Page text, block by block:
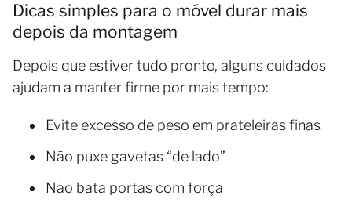
Dicas simples para o móvel durar mais
depois da montagem
Depois que estiver tudo pronto, alguns cuidados
ajudam a manter firme por mais tempo:
Evite excesso de peso em prateleiras finas
Não puxe gavetas “de lado”
Não bata portas com força